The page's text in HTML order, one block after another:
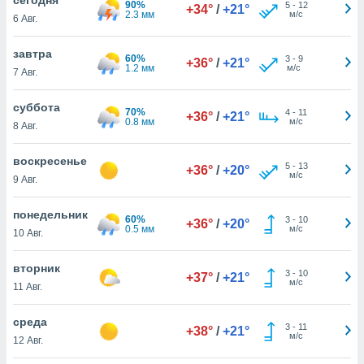
действия
на веб-
основе.
нашей
cookie
в
ВЫ
6 Авг.
90%
2.3 мм
+34° / +21° 5- 12
м/с
завтра
7 Авг.
60%
1.2 мм
+36° / +21° 3- 9
м/с
суббота
8 Авг.
70%
0.8 мм
+36° / +21° 4- 11
м/с
воскресенье
9 Авг.
+36° / +20° 5- 13
м/с
понедельник
10 Авг.
60%
0.5 мм
+36° / +20° 3- 10
м/с
вторник
11 Авг.
+37° / +21° 3- 10
м/с
среда
12 Авг.
+38° / +21° 3- 11
м/с